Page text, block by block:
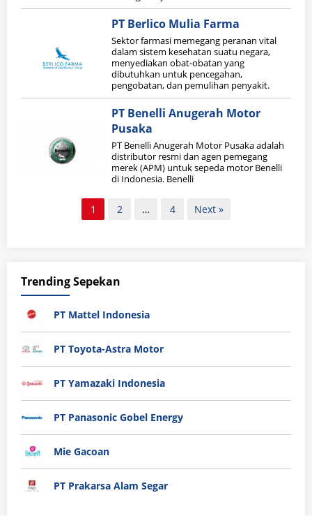
PT Berlico Mulia Farma
Sektor farmasi memegang peranan vital
dalam sistem kesehatan suatu negara,
menyediakan obat-obatan yang
dibutuhkan untuk pencegahan,
pengobatan, dan pemulihan penyakit.
PT Benelli Anugerah Motor
Pusaka
PT Benelli Anugerah Motor Pusaka adalah
distributor resmi dan agen pemegang
merek (APM) untuk sepeda motor Benelli
di Indonesia. Benelli
1 2 … 4 Next »
Trending Sepekan
PT Mattel Indonesia
PT Toyota-Astra Motor
PT Yamazaki Indonesia
PT Panasonic Gobel Energy
Mie Gacoan
PT Prakarsa Alam Segar